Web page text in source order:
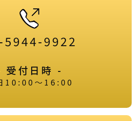
5944-9922
受付日時 -
10:00～16:00